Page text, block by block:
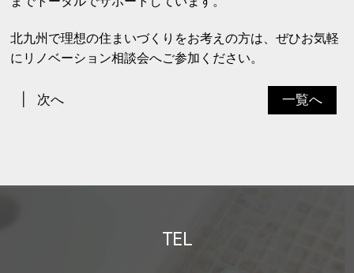
北九州で理想の住まいづくりをお考えの方は、ぜひお気軽
にリノベーション相談会へご参加ください。
一覧へ
次へ
TEL